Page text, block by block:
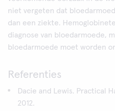
niet vergeten dat
dan een ziekte.
diagnose van bloedarmoede,
bloedarmoede moet worden
Referenties
Dacie and Lewis. Practical
2012.